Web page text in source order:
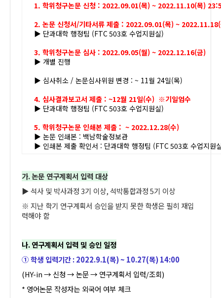
1. 학위청구논문 신청 : 2022.09.01(목) ~ 2022.11.10(목)
2. 논문 신청서/기타서류 제출 : 2022.09.01(목) ~
▶ 단과대학 행정팀 (FTC 503호 수업지원실)
3. 학위청구논문 심사 : 2022.09.05(월) ~ 2022.12.16(금)
▶ 개별 진행
▶ 심사취소 / 논문심사위원 변경 : ~ 11월 24일(목)
4. 심사결과보고서 제출 : ~12월 21일(수) ※기일엄수
▶ 단과대학 행정팀 (FTC 503호 수업지원실)
5. 학위청구논문 인쇄본 제출 : ~ 2022.12.28(수)
▶ 논문 인쇄본 : 백남학술정보관
▶ 인쇄본 제출 확인서 : 단과대학 행정팀 (FTC 503호 수업지원
가.논문 연구계획서 입력 대상
▶석사 및 박사과정3기 이상,석박통합과정5기 이상
※ 지난 학기 연구계획서 승인을 받지 못한 학생은 필히 재입
력해야 함
나.연구계획서 입력 및 승인 일정
①학생 입력기간: 2022.9.1(목) ~ 10.27(목) 14:00
(HY-in → 신청→논문→ 연구계획서 입력/조회)
* 영어논문 작성자는 외국어 여부 체크